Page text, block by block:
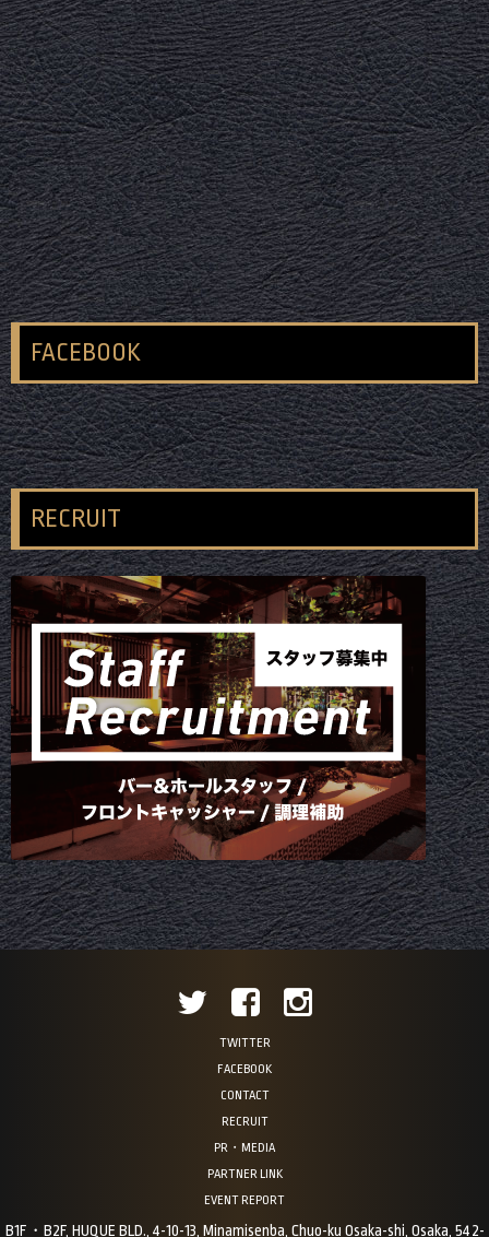
FACEBOOK
RECRUIT
TWITTER
FACEBOOK
CONTACT
RECRUIT
PR・MEDIA
PARTNER LINK
EVENT REPORT
B1F・B2F, HUQUE BLD., 4-10-13, Minamisenba, Chuo-ku Osaka-shi, Osaka, 542-